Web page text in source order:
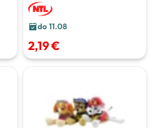
do 11.08
2,19 €